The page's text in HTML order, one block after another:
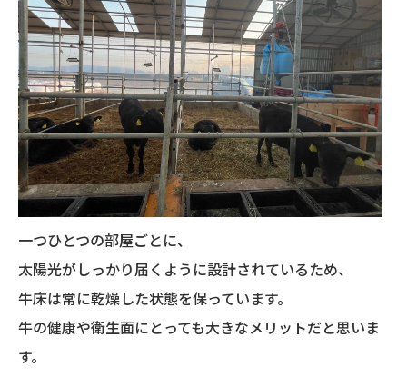
一つひとつの部屋ごとに、
太陽光がしっかり届くように設計されているため、
牛床は常に乾燥した状態を保っています。
牛の健康や衛生面にとっても大きなメリットだと思いま
す。